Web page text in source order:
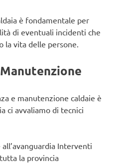
è fondamentale per
di eventuali incidenti che
la vita delle persone.
e manutenzione caldaie è
ci avvaliamo di tecnici
Interventi
la provincia